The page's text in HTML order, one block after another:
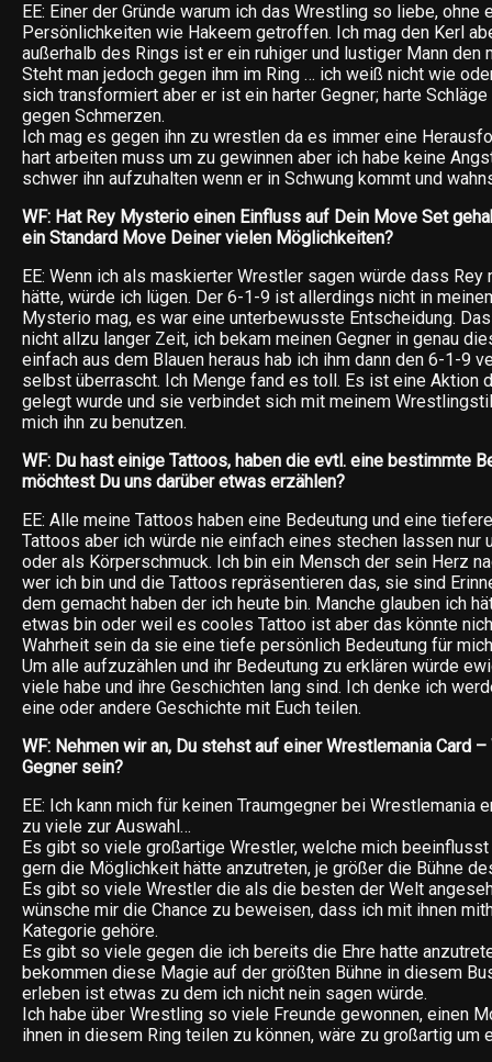
EE: Einer der Gründe warum ich das Wrestling so liebe, ohne
Persönlichkeiten wie Hakeem getroffen. Ich mag den Kerl
außerhalb des Rings ist er ein ruhiger und lustiger Mann den
Steht man jedoch gegen ihm im Ring … ich weiß nicht wie
sich transformiert aber er ist ein harter Gegner; harte
gegen Schmerzen.
Ich mag es gegen ihn zu wrestlen da es immer eine
hart arbeiten muss um zu gewinnen aber ich habe keine
schwer ihn aufzuhalten wenn er in Schwung kommt und
WF: Hat Rey Mysterio einen Einfluss auf Dein Move Set
ein Standard Move Deiner vielen Möglichkeiten?
EE: Wenn ich als maskierter Wrestler sagen würde dass
hätte, würde ich lügen. Der 6-1-9 ist allerdings nicht in
Mysterio mag, es war eine unterbewusste Entscheidung.
nicht allzu langer Zeit, ich bekam meinen Gegner in genau
einfach aus dem Blauen heraus hab ich ihm dann den 6-1-9
selbst überrascht. Ich Menge fand es toll. Es ist eine Aktion
gelegt wurde und sie verbindet sich mit meinem
mich ihn zu benutzen.
WF: Du hast einige Tattoos, haben die evtl. eine bestimmte
möchtest Du uns darüber etwas erzählen?
EE: Alle meine Tattoos haben eine Bedeutung und eine
Tattoos aber ich würde nie einfach eines stechen lassen nur
oder als Körperschmuck. Ich bin ein Mensch der sein Herz
wer ich bin und die Tattoos repräsentieren das, sie sind
dem gemacht haben der ich heute bin. Manche glauben ich
etwas bin oder weil es cooles Tattoo ist aber das könnte
Wahrheit sein da sie eine tiefe persönlich Bedeutung für
Um alle aufzuzählen und ihr Bedeutung zu erklären würde
viele habe und ihre Geschichten lang sind. Ich denke ich
eine oder andere Geschichte mit Euch teilen.
WF: Nehmen wir an, Du stehst auf einer Wrestlemania Card
Gegner sein?
EE: Ich kann mich für keinen Traumgegner bei Wrestlemania
zu viele zur Auswahl…
Es gibt so viele großartige Wrestler, welche mich beeinflusst
gern die Möglichkeit hätte anzutreten, je größer die Bühne
Es gibt so viele Wrestler die als die besten der Welt
wünsche mir die Chance zu beweisen, dass ich mit ihnen
Kategorie gehöre.
Es gibt so viele gegen die ich bereits die Ehre hatte
bekommen diese Magie auf der größten Bühne in diesem
erleben ist etwas zu dem ich nicht nein sagen würde.
Ich habe über Wrestling so viele Freunde gewonnen, einen
ihnen in diesem Ring teilen zu können, wäre zu großartig um